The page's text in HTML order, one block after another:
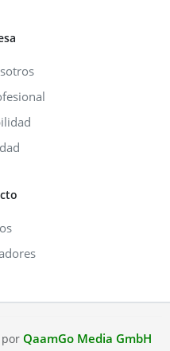
por QaamGo Media GmbH